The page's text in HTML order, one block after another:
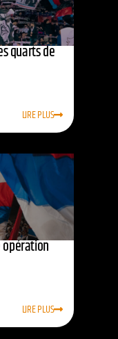
quarts de
LIRE PLUS
opération
LIRE PLUS